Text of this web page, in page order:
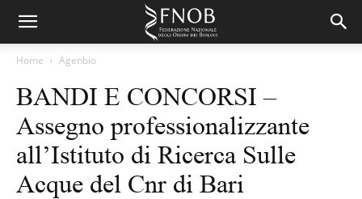
Home Agenbio
BANDI E CONCORSI –
Assegno professionalizzante
all’Istituto di Ricerca Sulle
Acque del Cnr di Bari